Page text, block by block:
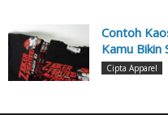
Contoh
Kamu Bikin
Cipta Apparel